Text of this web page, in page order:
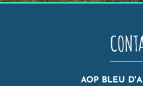
AOP BLEU